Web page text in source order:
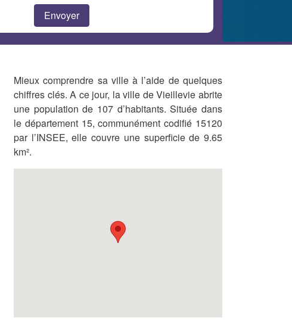
Mieux comprendre sa ville à l’aide de quelques
chiffres clés. A ce jour, la ville de Vieillevie abrite
une population de 107 d’habitants. Située dans
le département 15, communément codifié 15120
par l’INSEE, elle couvre une superficie de 9.65
km².